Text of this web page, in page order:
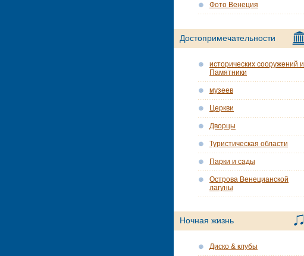
Фото Венеция
Достопримечательности
исторических сооружений и
Памятники
музеев
Церкви
Дворцы
Туристическая области
Парки и сады
Острова Венецианской
лагуны
Ночная жизнь
Диско & клубы